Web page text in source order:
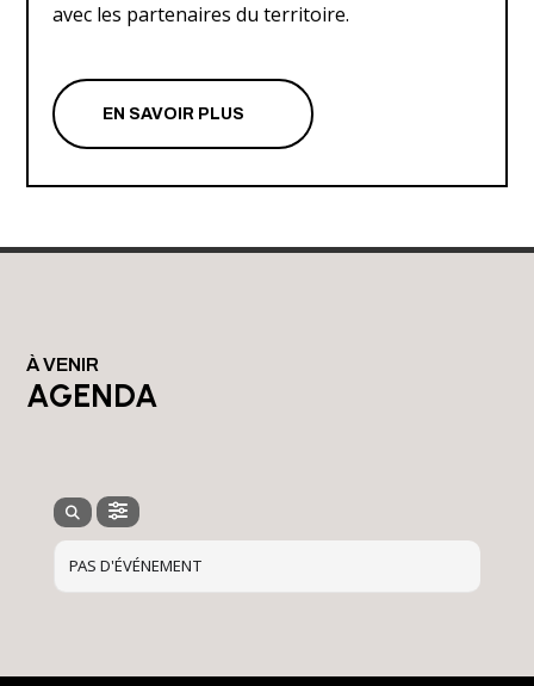
avec les partenaires du territoire.
EN SAVOIR PLUS
À VENIR
AGENDA
PAS D'ÉVÉNEMENT